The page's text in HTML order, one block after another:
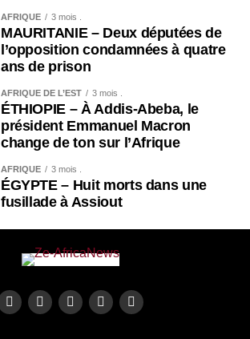
AFRIQUE 3 mois .
MAURITANIE – Deux députées de
l’opposition condamnées à quatre
ans de prison
AFRIQUE DE L’EST 3 mois .
ÉTHIOPIE – À Addis-Abeba, le
président Emmanuel Macron
change de ton sur l’Afrique
AFRIQUE 3 mois .
ÉGYPTE – Huit morts dans une
fusillade à Assiout